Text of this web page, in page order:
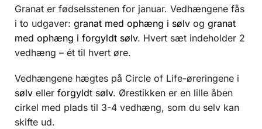
Granat er fødselsstenen for januar. Vedhængene fås
i to udgaver: granat med ophæng i sølv og granat
med ophæng i forgyldt sølv. Hvert sæt indeholder 2
vedhæng – ét til hvert øre.
Vedhængene hægtes på Circle of Life-øreringene i
sølv eller forgyldt sølv. Ørestikken er en lille åben
cirkel med plads til 3-4 vedhæng, som du selv kan
skifte ud.